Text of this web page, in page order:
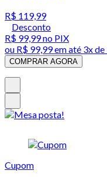
R$ 119,99
Desconto
R$ 99,99no PIX
ou R$ 99,99em até 3x de
COMPRAR AGORA
Cupom